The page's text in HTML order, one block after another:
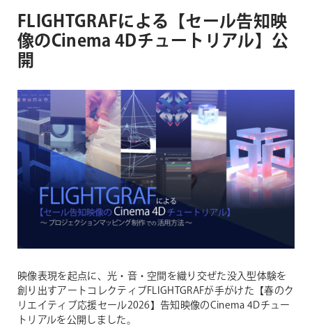
FLIGHTGRAFによる【セール告知映
像のCinema 4Dチュートリアル】公
開
映像表現を起点に、光・音・空間を織り交ぜた没入型体験を
創り出すアートコレクティブFLIGHTGRAFが手がけた【春のク
リエイティブ応援セール2026】告知映像のCinema 4Dチュー
トリアルを公開しました。